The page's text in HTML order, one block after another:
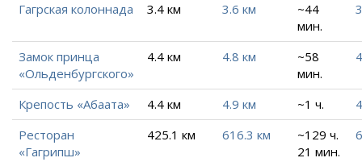
Гагрская колоннада 3.4 км 3.6 км
~44
мин.
Замок принца
«Ольденбургского»
4.4 км 4.8 км
~58
мин.
Крепость «Абаата» 4.4 км 4.9 км ~1 ч.
Ресторан
«Гагрипш»
425.1 км 616.3 км
~129 ч.
21 мин.